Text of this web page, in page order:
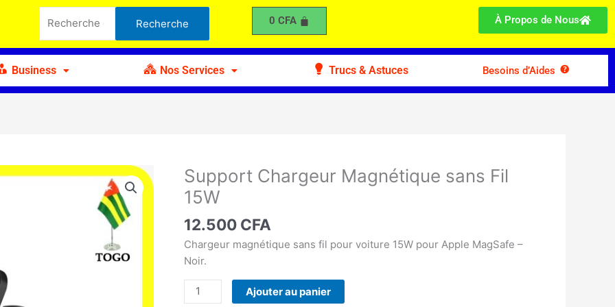
pour :
Recherche 0 CFA À Propos de Nous
Business Nos Services Trucs & Astuces Besoins d’Aides
Support Chargeur Magnétique sans Fil
15W
12.500 CFA
Chargeur magnétique sans fil pour voiture 15W pour Apple MagSafe –
Noir.
quantité
de
Support
Chargeur
Magnétique
sans
15W
Ajouter au panier
Chargeur
Fil
15W